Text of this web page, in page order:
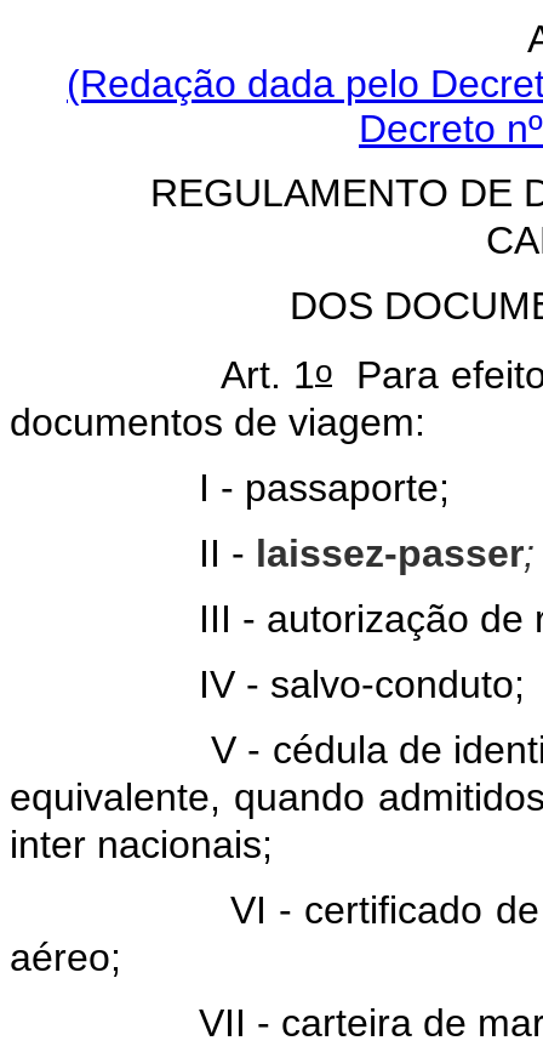
(Redação dada pelo
Decreto
REGULAMENTO DE
DOS
Art. 1oPara efeito
documentos de viagem:
passaporte;
- laissez-passer;
autorização de
- salvo-conduto;
cédula de identidade
equivalente, quando
inter nacionais;
certificado de
aéreo;
- carteira de